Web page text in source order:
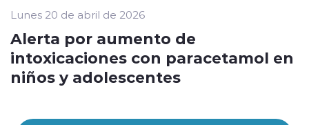
Lunes 20 de abril de 2026
Alerta por aumento de
intoxicaciones con paracetamol en
niños y adolescentes